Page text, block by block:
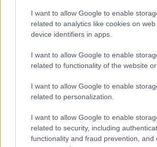
I want to allow Google to enable
related to analytics like cookies on
device identifiers in apps.
I want to allow Google to enable
related to functionality of the website or
I want to allow Google to enable
related to personalization.
I want to allow Google to enable
related to security, including
functionality and fraud prevention, and
Juliska nem bánja, hogy hozzáment